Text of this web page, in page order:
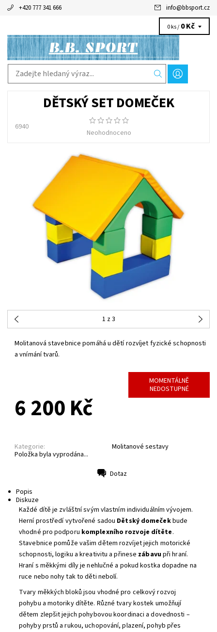
+420 777 341 666 info@bbsport.cz
0 ks / 0 Kč
DĚTSKÝ SET DOMEČEK
6940
Neohodnoceno
1 z 3
Molitanová stavebnice pomáhá u dětí rozvíjet fyzické schopnosti
a vnímání tvarů.
MOMENTÁLNĚ
NEDOSTUPNÉ
6 200 Kč
Kategorie:
Molitanové sestavy
Položka byla vyprodána...
Dotaz
Popis
Diskuze
Každé dítě je zvláštní svým vlastním individuálním vývojem.
Herní prostředí vytvořené sadou Dětský domečekbude
vhodné pro podporu komplexního rozvoje dítěte.
Stavebnicepomůže vašim dětem rozvíjet jejich motorické
schopnosti, logiku a kreativitu a přinese zábavupři hraní.
Hraní s měkkými díly je nehlučné a pokud kostka dopadne na
ruce nebo nohy tak to děti nebolí.
Tvary měkkých bloků jsou vhodné pro celkový rozvoj
pohybu a motoriky dítěte. Různé tvary kostek umožňují
dětem zlepšit jejich pohybovou koordinaci a dovednosti –
pohyby prstů a rukou, uchopování, plazení, pohyb přes